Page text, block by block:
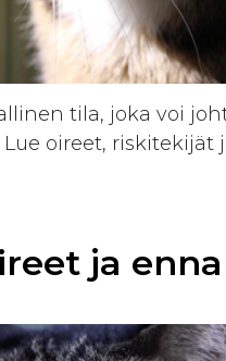
tila, joka voi
oireet, riskitekijät
ja